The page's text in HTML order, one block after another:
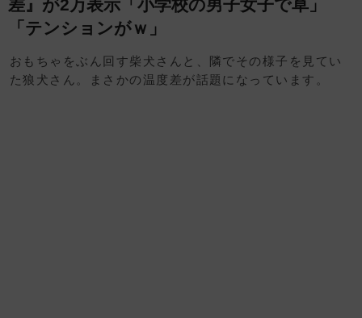
差』が2万表示「小学校の男子女子で草」
「テンションがｗ」
おもちゃをぶん回す柴犬さんと、隣でその様子を見てい
た狼犬さん。まさかの温度差が話題になっています。